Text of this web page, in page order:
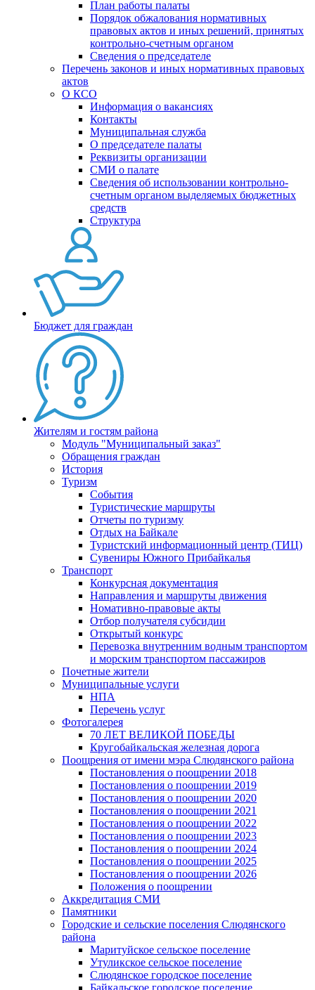
План работы палаты
Порядок обжалования нормативных
правовых актов и иных решений, принятых
контрольно-счетным органом
Сведения о председателе
Перечень законов и иных нормативных правовых
актов
О КСО
Информация о вакансиях
Контакты
Муниципальная служба
О председателе палаты
Реквизиты организации
СМИ о палате
Сведения об использовании контрольно-
счетным органом выделяемых бюджетных
средств
Структура
Бюджет для граждан
Жителям и гостям района
Модуль "Муниципальный заказ"
Обращения граждан
История
Туризм
События
Туристические маршруты
Отчеты по туризму
Отдых на Байкале
Туристский информационный центр (ТИЦ)
Сувениры Южного Прибайкалья
Транспорт
Конкурсная документация
Направления и маршруты движения
Номативно-правовые акты
Отбор получателя субсидии
Открытый конкурс
Перевозка внутренним водным транспортом
и морским транспортом пассажиров
Почетные жители
Муниципальные услуги
НПА
Перечень услуг
Фотогалерея
70 ЛЕТ ВЕЛИКОЙ ПОБЕДЫ
Кругобайкальская железная дорога
Поощрения от имени мэра Слюдянского района
Постановления о поощрении 2018
Постановления о поощрении 2019
Постановления о поощрении 2020
Постановления о поощрении 2021
Постановления о поощрении 2022
Постановления о поощрении 2023
Постановления о поощрении 2024
Постановления о поощрении 2025
Постановления о поощрении 2026
Положения о поощрении
Аккредитация СМИ
Памятники
Городские и сельские поселения Слюдянского
района
Маритуйское сельское поселение
Утуликское сельское поселение
Слюдянское городское поселение
Байкальское городское поселение